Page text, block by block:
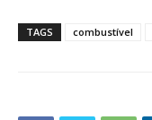
TAGS combustível